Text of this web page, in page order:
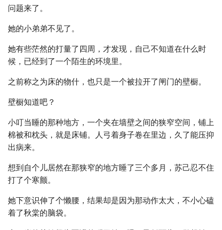
问题来了。
她的小弟弟不见了。
她有些茫然的打量了四周，才发现，自己不知道在什么时
候，已经到了一个陌生的环境里。
之前称之为床的物什，也只是一个被拉开了闸门的壁橱。
壁橱知道吧？
小叮当睡的那种地方，一个夹在墙壁之间的狭窄空间，铺上
棉被和枕头，就是床铺。人弓着身子卷在里边，久了能压抑
出病来。
想到自个儿居然在那狭窄的地方睡了三个多月，苏己忍不住
打了个寒颤。
她下意识伸了个懒腰，结果却是因为那动作太大，不小心磕
着了秋棠的脑袋。